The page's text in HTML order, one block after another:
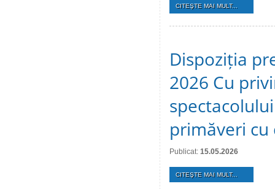
CITEŞTE MAI MULT...
Dispoziția
2026 Cu
spectacolului
primăveri cu
Publicat: 15.05.2026
CITEŞTE MAI MULT...